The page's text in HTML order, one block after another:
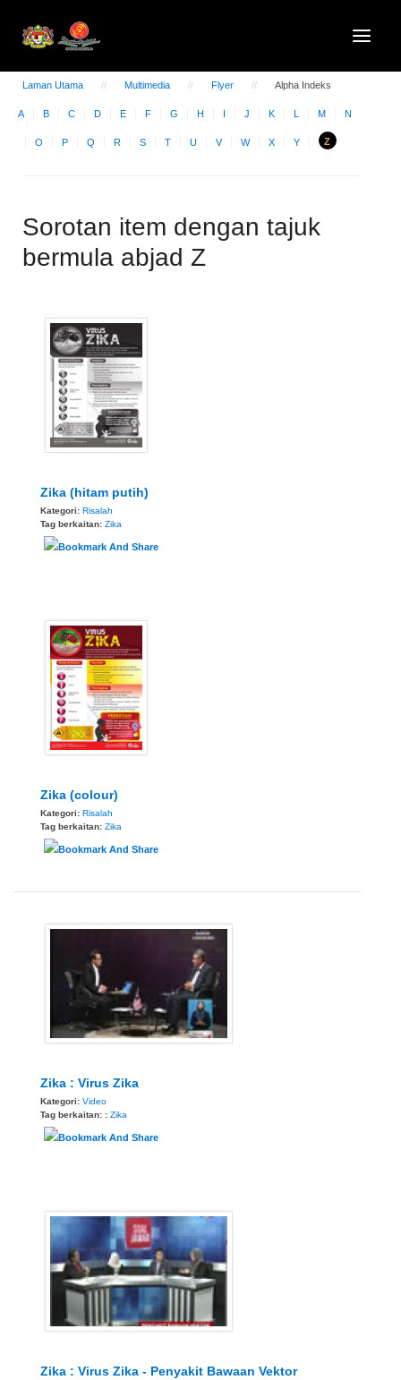
Laman Utama Multimedia Flyer Alpha Indeks
A B C D E F G H I J K L M N
O P Q R S T U V W X Y Z
Sorotan item dengan tajuk
bermula abjad Z
Zika (hitam putih)
Kategori: Risalah
Tag berkaitan: Zika
Zika (colour)
Kategori: Risalah
Tag berkaitan: Zika
Zika : Virus Zika
Kategori: Video
Tag berkaitan: : Zika
Zika : Virus Zika - Penyakit Bawaan Vektor